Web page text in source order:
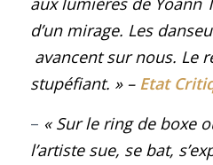
d’un mirage. Les
avancent sur nous. Le
stupéfiant. » – Etat
– « Sur le ring de boxe
l’artiste sue, se bat,